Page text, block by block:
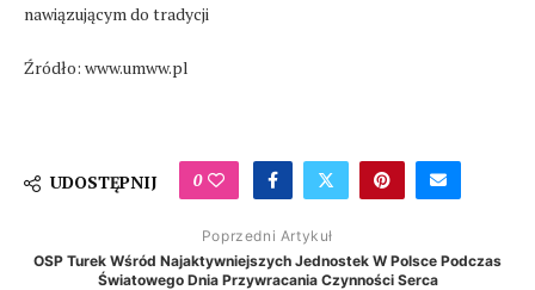
nawiązującym do tradycji
Źródło: www.umww.pl
UDOSTĘPNIJ 0
Poprzedni Artykuł
OSP Turek Wśród Najaktywniejszych Jednostek W Polsce Podczas
Światowego Dnia Przywracania Czynności Serca